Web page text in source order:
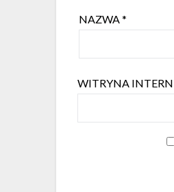
NAZWA*
WITRYNA